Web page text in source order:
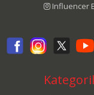
Influencer